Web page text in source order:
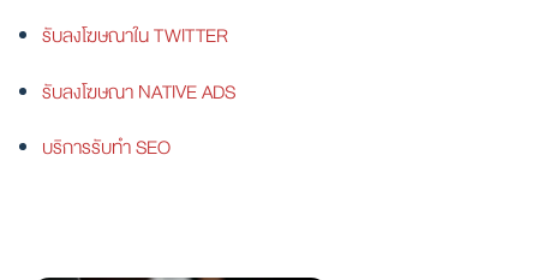
รับลงโฆษณาใน TWITTER
รับลงโฆษณา NATIVE ADS
บริการรับทำ SEO